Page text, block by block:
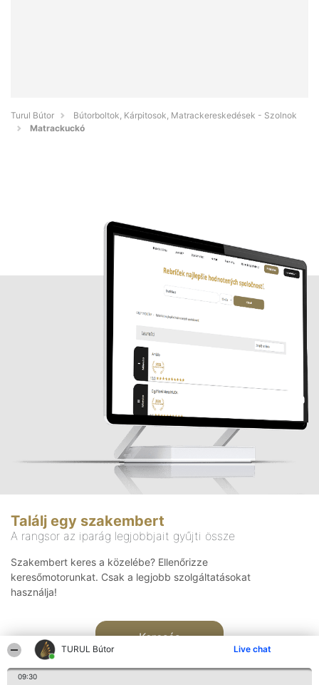
TURUL Bútor Live chat
09:30
Turul Bútor
Bútorboltok, Kárpitosok, Matrackereskedések - Szolnok
Matrackuckó
Találj egy szakembert
A rangsor az iparág legjobbjait gyűjti össze
Szakembert keres a közelébe? Ellenőrizze
keresőmotorunkat. Csak a legjobb szolgáltatásokat
használja!
Keresés